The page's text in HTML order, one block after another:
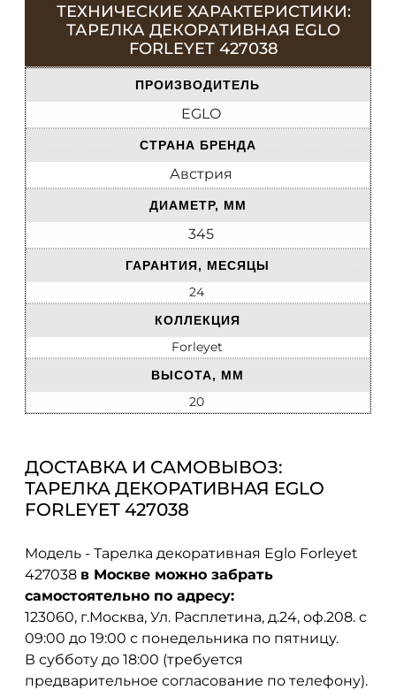
ТЕХНИЧЕСКИЕ ХАРАКТЕРИСТИКИ:
ТАРЕЛКА ДЕКОРАТИВНАЯ EGLO
FORLEYET 427038
ПРОИЗВОДИТЕЛЬ
EGLO
СТРАНА БРЕНДА
Австрия
ДИАМЕТР, ММ
345
ГАРАНТИЯ, МЕСЯЦЫ
24
КОЛЛЕКЦИЯ
Forleyet
ВЫСОТА, ММ
20
ДОСТАВКА И САМОВЫВОЗ:
ТАРЕЛКА ДЕКОРАТИВНАЯ EGLO
FORLEYET 427038
Модель - Тарелка декоративная Eglo Forleyet
427038 в Москве можно забрать
самостоятельно по адресу:
123060, г.Москва, Ул. Расплетина, д.24, оф.208. с
09:00 до 19:00 с понедельника по пятницу.
В субботу до 18:00 (требуется
предварительное согласование по телефону).